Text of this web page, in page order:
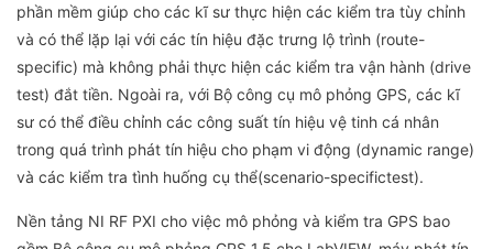
phần mềm giúp cho các kĩ sư thực hiện các kiểm tra tùy chỉnh
và có thể lặp lại với các tín hiệu đặc trưng lộ trình (route-
specific) mà không phải thực hiện các kiểm tra vận hành (drive
test) đắt tiền. Ngoài ra, với Bộ công cụ mô phỏng GPS, các kĩ
sư có thể điều chỉnh các công suất tín hiệu vệ tinh cá nhân
trong quá trình phát tín hiệu cho phạm vi động (dynamic range)
và các kiểm tra tình huống cụ thể(scenario-specifictest).
Nền tảng NI RF PXI cho việc mô phỏng và kiểm tra GPS bao